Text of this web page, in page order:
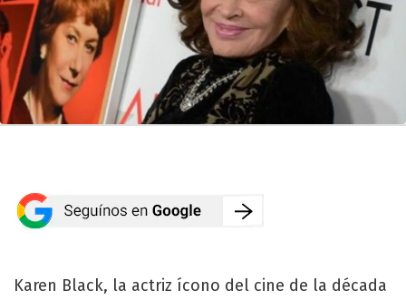
Karen Black, la actriz ícono del cine de la década